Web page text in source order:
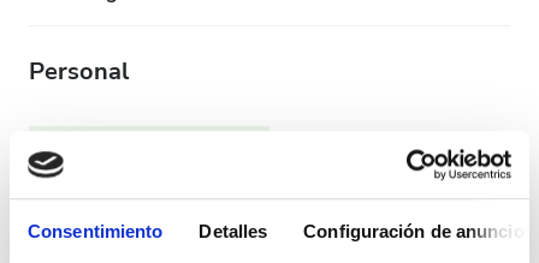
Consentimiento Detalles Configuración de anuncios
Personal